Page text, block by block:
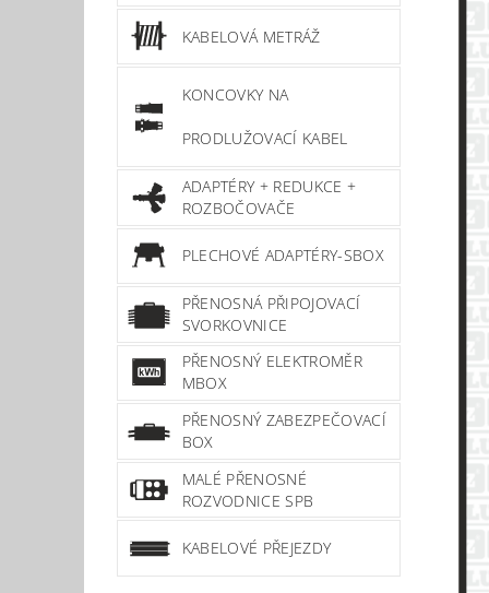
KABELOVÁ METRÁŽ
KONCOVKY NA
PRODLUŽOVACÍ KABEL
ADAPTÉRY + REDUKCE +
ROZBOČOVAČE
PLECHOVÉ ADAPTÉRY-SBOX
PŘENOSNÁ PŘIPOJOVACÍ
SVORKOVNICE
PŘENOSNÝ ELEKTROMĚR
MBOX
PŘENOSNÝ ZABEZPEČOVACÍ
BOX
MALÉ PŘENOSNÉ
ROZVODNICE SPB
KABELOVÉ PŘEJEZDY